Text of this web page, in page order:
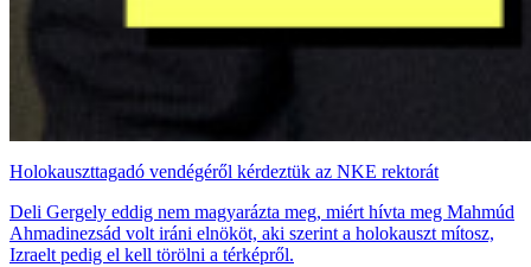
Holokauszttagadó vendégéről kérdeztük az NKE rektorát
Deli Gergely eddig nem magyarázta meg, miért hívta meg Mahmúd
Ahmadinezsád volt iráni elnököt, aki szerint a holokauszt mítosz,
Izraelt pedig el kell törölni a térképről.